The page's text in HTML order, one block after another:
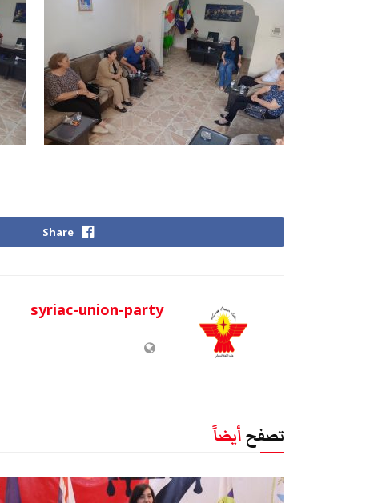
Share
syriac-union-party
تصفح أيضاً